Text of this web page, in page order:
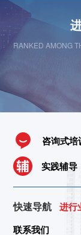
RANKED AMONG
咨询式培
实践辅导
快速导航
进行
联系我们